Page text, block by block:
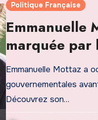
Politique Française
Emmanuelle
marquée
l’engagement
Emmanuelle Mottaz a
gouvernementales
Découvrez son…